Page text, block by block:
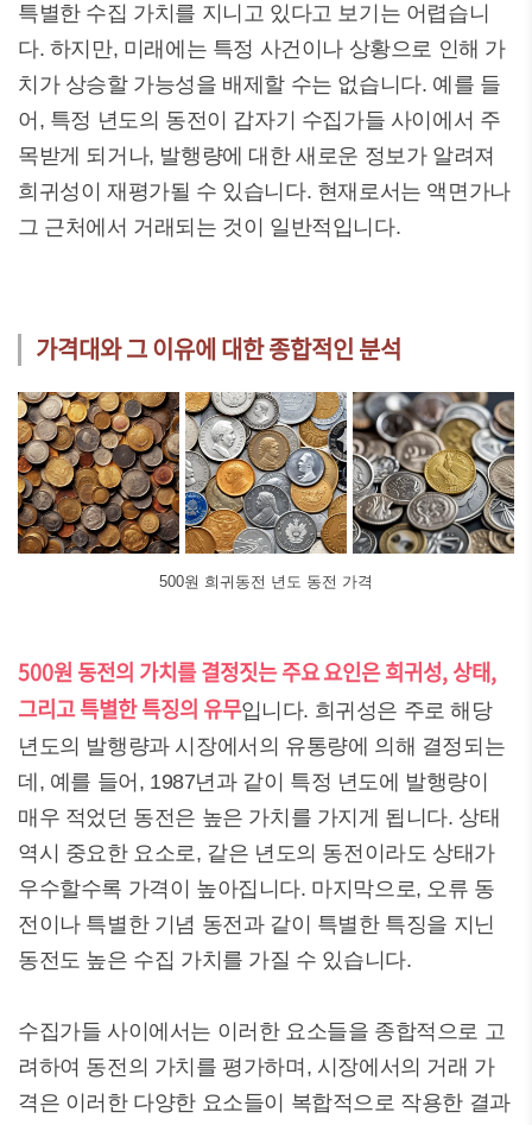
특별한 수집 가치를 지니고 있다고 보기는 어렵습니
다. 하지만, 미래에는 특정 사건이나 상황으로 인해 가
치가 상승할 가능성을 배제할 수는 없습니다. 예를 들
어, 특정 년도의 동전이 갑자기 수집가들 사이에서 주
목받게 되거나, 발행량에 대한 새로운 정보가 알려져
희귀성이 재평가될 수 있습니다. 현재로서는 액면가나
그 근처에서 거래되는 것이 일반적입니다.
가격대와 그 이유에 대한 종합적인 분석
500원 희귀동전 년도 동전 가격
500원 동전의 가치를 결정짓는 주요 요인은 희귀성, 상태,
그리고 특별한 특징의 유무입니다. 희귀성은 주로 해당
년도의 발행량과 시장에서의 유통량에 의해 결정되는
데, 예를 들어, 1987년과 같이 특정 년도에 발행량이
매우 적었던 동전은 높은 가치를 가지게 됩니다. 상태
역시 중요한 요소로, 같은 년도의 동전이라도 상태가
우수할수록 가격이 높아집니다. 마지막으로, 오류 동
전이나 특별한 기념 동전과 같이 특별한 특징을 지닌
동전도 높은 수집 가치를 가질 수 있습니다.
수집가들 사이에서는 이러한 요소들을 종합적으로 고
려하여 동전의 가치를 평가하며, 시장에서의 거래 가
격은 이러한 다양한 요소들이 복합적으로 작용한 결과